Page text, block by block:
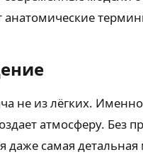
не из лёгких.
атмосферу. Без
даже самая детальная